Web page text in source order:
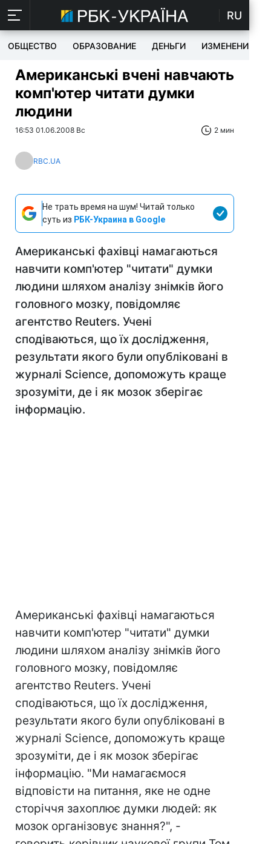
RU
ОБЩЕСТВО ОБРАЗОВАНИЕ ДЕНЬГИ ИЗМЕНЕНИЯ
Американські вчені навчають
комп'ютер читати думки
людини
16:53 01.06.2008 Вс 2 мин
RBC.UA
Не трать время на шум! Читай только
суть из РБК-Украина в Google
Американські фахівці намагаються
навчити комп'ютер "читати" думки
людини шляхом аналізу знімків його
головного мозку, повідомляє
агентство Reuters. Учені
сподіваються, що їх дослідження,
результати якого були опубліковані в
журналі Science, допоможуть краще
зрозуміти, де і як мозок зберігає
інформацію.
Американські фахівці намагаються
навчити комп'ютер "читати" думки
людини шляхом аналізу знімків його
головного мозку, повідомляє
агентство Reuters. Учені
сподіваються, що їх дослідження,
результати якого були опубліковані в
журналі Science, допоможуть краще
зрозуміти, де і як мозок зберігає
інформацію. "Ми намагаємося
відповісти на питання, яке не одне
сторіччя захоплює думки людей: як
мозок організовує знання?", -